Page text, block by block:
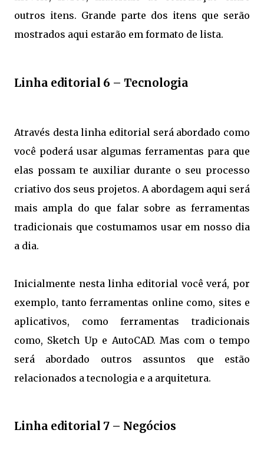
outros itens. Grande parte dos itens que serão
mostrados aqui estarão em formato de lista.
Linha editorial 6 – Tecnologia
Através desta linha editorial será abordado como
você poderá usar algumas ferramentas para que
elas possam te auxiliar durante o seu processo
criativo dos seus projetos. A abordagem aqui será
mais ampla do que falar sobre as ferramentas
tradicionais que costumamos usar em nosso dia
a dia.
Inicialmente nesta linha editorial você verá, por
exemplo, tanto ferramentas online como, sites e
aplicativos, como ferramentas tradicionais
como, Sketch Up e AutoCAD. Mas com o tempo
será abordado outros assuntos que estão
relacionados a tecnologia e a arquitetura.
Linha editorial 7 – Negócios